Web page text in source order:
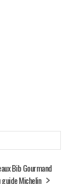
Bib Gourmand
guide Michelin